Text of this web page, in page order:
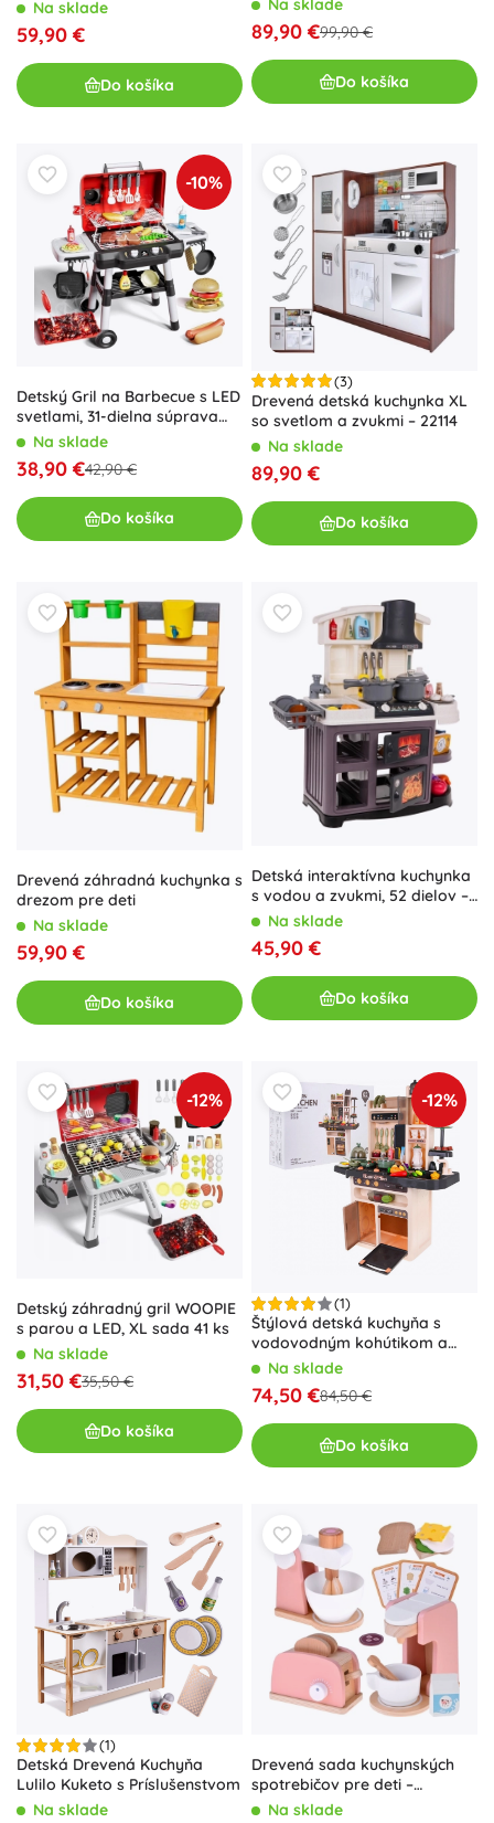
Na sklade
59,90 €
Do košíka
Na sklade
89,90 €99,90 €
Do košíka
-10%
Detský Gril na Barbecue s LED
svetlami, 31-dielna súprava
Woopie
Na sklade
38,90 €42,90 €
Do košíka
(3)
Drevená detská kuchynka XL
so svetlom a zvukmi – 22114
Na sklade
89,90 €
Do košíka
Drevená záhradná kuchynka s
drezom pre deti
Na sklade
59,90 €
Do košíka
Detská interaktívna kuchynka
s vodou a zvukmi, 52 dielov –
SiváNa sklade
45,90 €
Do košíka
-12%
Detský záhradný gril WOOPIE
s parou a LED, XL sada 41 ks
Na sklade
31,50 €35,50 €
Do košíka
-12%
(1)
Štýlová detská kuchyňa s
vodovodným kohútikom a
interaktívnym horákom
Na sklade
74,50 €84,50 €
Do košíka
(1)
Detská Drevená Kuchyňa
Lulilo Kuketo s Príslušenstvom
Na sklade
Drevená sada kuchynských
spotrebičov pre deti –
toustovač, kávovar a mixér s
Na sklade